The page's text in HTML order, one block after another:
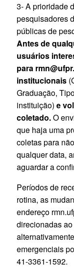
3- A prioridade
pesquisadores
públicas de
Antes de
usuários
para
institucionais
Graduação,
instituição) e
coletado.O
que haja uma
coletas para
qualquer data,
aguardar a
Períodos de
rotina, as
endereço
direcionadas
emergenciais
41-3361-1592.